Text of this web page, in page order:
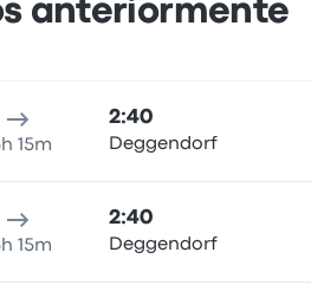
anteriormente
15m
2:40
Deggendorf
15m
2:40
Deggendorf